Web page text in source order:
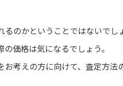
のかということではないでし
価格は気になるでしょう。
考えの方に向けて、査定方法